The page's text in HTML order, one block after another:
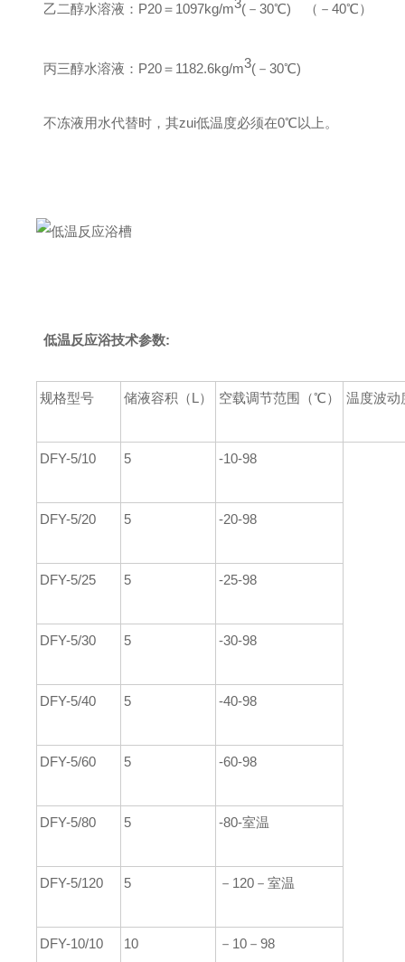
乙二醇水溶液：P20＝1097kg/m3(－30℃) （－40℃）
丙三醇水溶液：P20＝1182.6kg/m3(－30℃)
不冻液用水代替时，其zui低温度必须在0℃以上。
低温反应浴技术参数:
规格型号 储液容积（L） 空载调节范围（℃） 温度波
DFY-5/10 5 -10-98
DFY-5/20 5 -20-98
DFY-5/25 5 -25-98
DFY-5/30 5 -30-98
DFY-5/40 5 -40-98
DFY-5/60 5 -60-98
DFY-5/80 5 -80-室温
DFY-5/120 5 －120－室温
DFY-10/10 10 －10－98